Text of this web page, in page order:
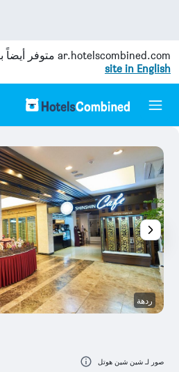
ar.hotelscombined.com متوفر أيضاً
site in English
ردهة
صور لـ شين شين هوتل